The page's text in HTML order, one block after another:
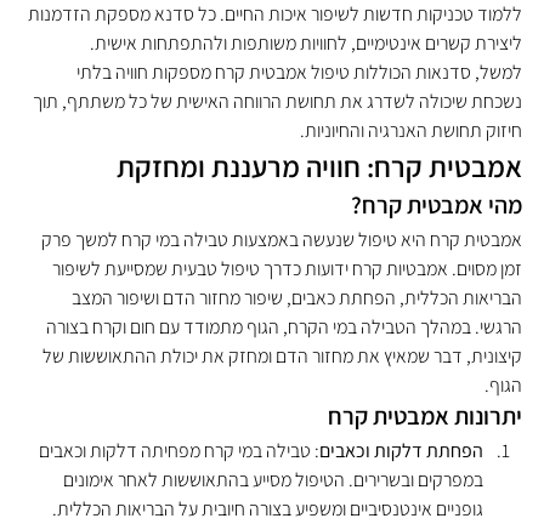
ללמוד טכניקות חדשות לשיפור איכות החיים. כל סדנא מספקת הזדמנות
ליצירת קשרים אינטימיים, לחוויות משותפות ולהתפתחות אישית.
למשל, סדנאות הכוללות טיפול אמבטית קרח מספקות חוויה בלתי
נשכחת שיכולה לשדרג את תחושת הרווחה האישית של כל משתתף, תוך
חיזוק תחושת האנרגיה והחיוניות.
אמבטית קרח: חוויה מרעננת ומחזקת
מהי אמבטית קרח?
אמבטית קרח היא טיפול שנעשה באמצעות טבילה במי קרח למשך פרק
זמן מסוים. אמבטיות קרח ידועות כדרך טיפול טבעית שמסייעת לשיפור
הבריאות הכללית, הפחתת כאבים, שיפור מחזור הדם ושיפור המצב
הרגשי. במהלך הטבילה במי הקרח, הגוף מתמודד עם חום וקרח בצורה
קיצונית, דבר שמאיץ את מחזור הדם ומחזק את יכולת ההתאוששות של
הגוף.
יתרונות אמבטית קרח
הפחתת דלקות וכאבים: טבילה במי קרח מפחיתה דלקות וכאבים
במפרקים ובשרירים. הטיפול מסייע בהתאוששות לאחר אימונים
גופניים אינטנסיביים ומשפיע בצורה חיובית על הבריאות הכללית.